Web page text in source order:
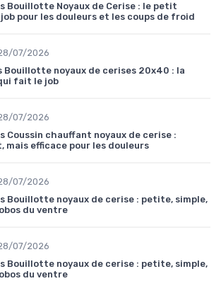
Bouillotte Noyaux de Cerise : le petit
pour les douleurs et les coups de froid
07/2026
Bouillotte noyaux de cerises 20x40 : la
fait le job
07/2026
Coussin chauffant noyaux de cerise :
mais efficace pour les douleurs
07/2026
Bouillotte noyaux de cerise : petite, simple,
du ventre
07/2026
Bouillotte noyaux de cerise : petite, simple,
du ventre